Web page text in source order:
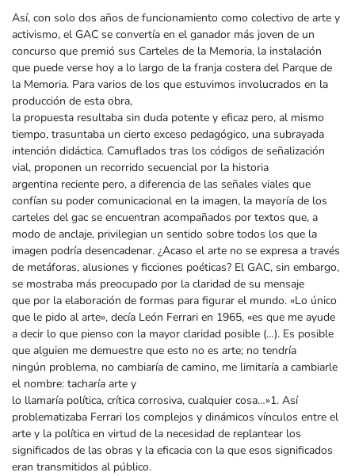
Así, con solo dos años de funcionamiento como colectivo de arte y
activismo, el GAC se convertía en el ganador más joven de un
concurso que premió sus Carteles de la Memoria, la instalación
que puede verse hoy a lo largo de la franja costera del Parque de
la Memoria. Para varios de los que estuvimos involucrados en la
producción de esta obra,
la propuesta resultaba sin duda potente y eficaz pero, al mismo
tiempo, trasuntaba un cierto exceso pedagógico, una subrayada
intención didáctica. Camuflados tras los códigos de señalización
vial, proponen un recorrido secuencial por la historia
argentina reciente pero, a diferencia de las señales viales que
confían su poder comunicacional en la imagen, la mayoría de los
carteles del gac se encuentran acompañados por textos que, a
modo de anclaje, privilegian un sentido sobre todos los que la
imagen podría desencadenar. ¿Acaso el arte no se expresa a través
de metáforas, alusiones y ficciones poéticas? El GAC, sin embargo,
se mostraba más preocupado por la claridad de su mensaje
que por la elaboración de formas para figurar el mundo. «Lo único
que le pido al arte», decía León Ferrari en 1965, «es que me ayude
a decir lo que pienso con la mayor claridad posible (…). Es posible
que alguien me demuestre que esto no es arte; no tendría
ningún problema, no cambiaría de camino, me limitaría a cambiarle
el nombre: tacharía arte y
lo llamaría política, crítica corrosiva, cualquier cosa…»1. Así
problematizaba Ferrari los complejos y dinámicos vínculos entre el
arte y la política en virtud de la necesidad de replantear los
significados de las obras y la eficacia con la que esos significados
eran transmitidos al público.